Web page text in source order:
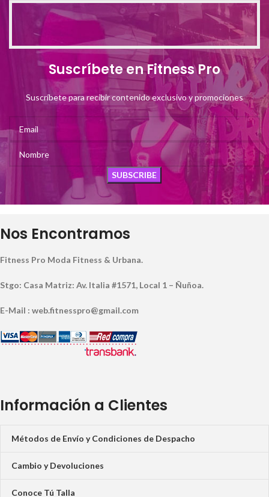
Suscríbete en Fitness Pro
Suscríbete para recibir contenido exclusivo y promociones
Nos Encontramos
Fitness Pro Moda Fitness & Urbana.
Stgo: Casa Matriz: Av. Italia #1571, Local 1 – Ñuñoa.
E-Mail : web.fitnesspro@gmail.com
Información a Clientes
Métodos de Envío y Condiciones de Despacho
Cambio y Devoluciones
Conoce Tú Talla